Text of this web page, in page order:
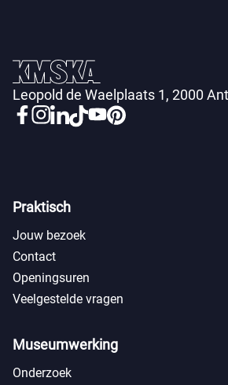
Leopold de Waelplaats 1, 2000
Praktisch
Jouw bezoek
Contact
Openingsuren
Veelgestelde vragen
Museumwerking
Onderzoek